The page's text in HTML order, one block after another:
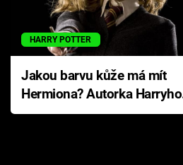
HARRY POTTER
Jakou barvu kůže má mít
Hermiona? Autorka Harryho
Pottera přišla s ráznou